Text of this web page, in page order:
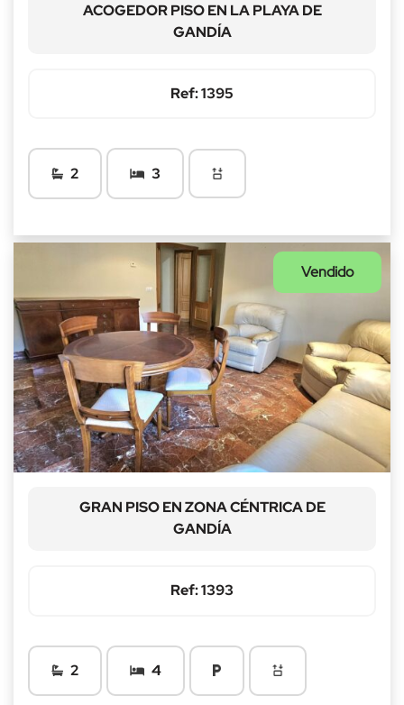
ACOGEDOR PISO EN LA PLAYA DE
GANDÍA
Ref: 1395
2 3
Vendido
GRAN PISO EN ZONA CÉNTRICA DE
GANDÍA
Ref: 1393
2 4